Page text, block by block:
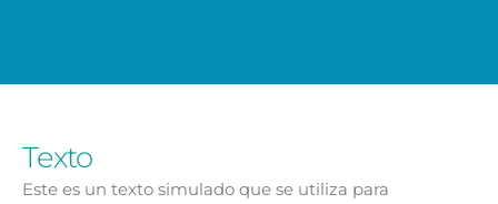
Texto
Este es un texto simulado que se utiliza para